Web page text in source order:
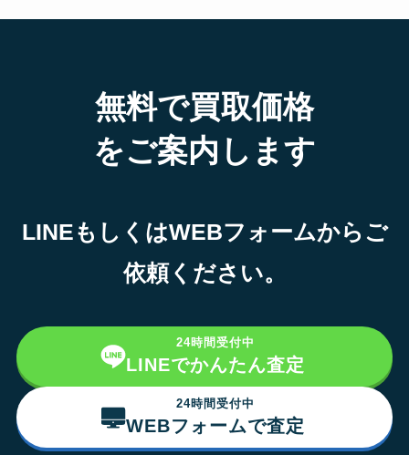
無料で買取価格
をご案内します
LINEもしくはWEBフォームからご
依頼ください。
24時間受付中
LINEでかんたん査定
24時間受付中
WEBフォームで査定